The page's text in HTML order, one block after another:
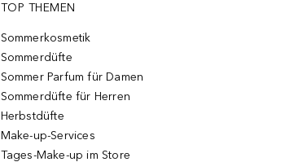
TOP THEMEN
Sommerkosmetik
Sommerdüfte
Sommer Parfum für Damen
Sommerdüfte für Herren
Herbstdüfte
Make-up-Services
Tages-Make-up im Store